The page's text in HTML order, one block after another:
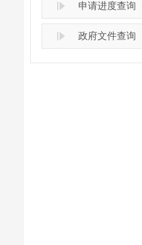
申请进度查询
政府文件查询